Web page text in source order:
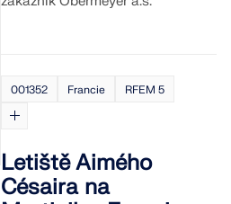
001352 Francie RFEM 5
Letiště Aimého
Césaira na